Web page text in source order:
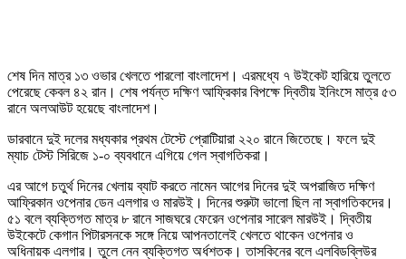
শেষ দিন মাত্র ১৩ ওভার খেলতে পারলো বাংলাদেশ। এরমধ্যে ৭ উইকেট হারিয়ে তুলতে
পেরেছে কেবল ৪২ রান। শেষ পর্যন্ত দক্ষিণ আফ্রিকার বিপক্ষে দ্বিতীয় ইনিংসে মাত্র ৫৩
রানে অলআউট হয়েছে বাংলাদেশ।
ডারবানে দুই দলের মধ্যকার প্রথম টেস্টে প্রোটিয়ারা ২২০ রানে জিতেছে। ফলে দুই
ম্যাচ টেস্ট সিরিজে ১-০ ব্যবধানে এগিয়ে গেল স্বাগতিকরা।
এর আগে চতুর্থ দিনের খেলায় ব্যাট করতে নামেন আগের দিনের দুই অপরাজিত দক্ষিণ
আফ্রিকান ওপেনার ডেন এলগার ও মারউই। দিনের শুরুটা ভালো ছিল না স্বাগতিকদের।
৫১ বলে ব্যক্তিগত মাত্র ৮ রানে সাজঘরে ফেরেন ওপেনার সারেল মারউই। দ্বিতীয়
উইকেটে কেগান পিটারসনকে সঙ্গে নিয়ে আপনতালেই খেলতে থাকেন ওপেনার ও
অধিনায়ক এলগার। তুলে নেন ব্যক্তিগত অর্ধশতক। তাসকিনের বলে এলবিডব্লিউর